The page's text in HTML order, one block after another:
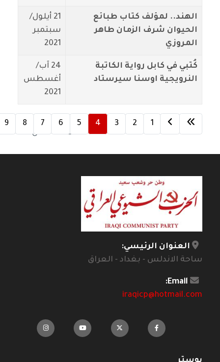
الهند.. لمؤلف كتاب طبائع
الحيوان شرف الزمان طاهر
المروزي
21 أيلول/
سبتمبر
2021
كُتبي في كابل رواية الكاتبة
النرويجية اوسنا سيرستاد
24 آب/
أغسطس
2021
الصفحة 4 من 10
1
2
3
4
5
6
7
8
9
العنوان الرئيسي:
ساحة الاندلس - بغداد - العراق
Email:
iraqicp@hotmail.com